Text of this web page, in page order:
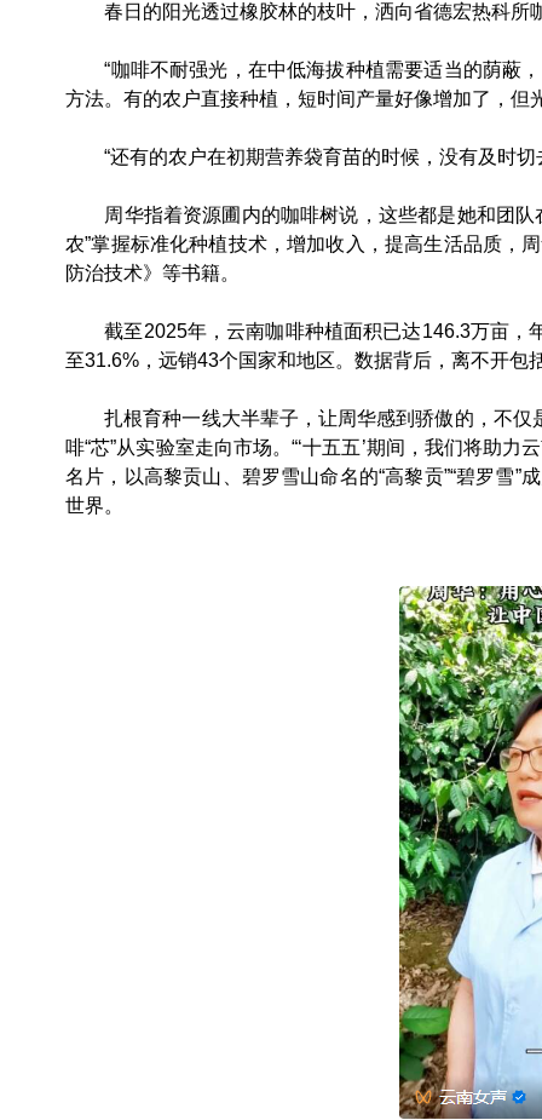
春日的阳光透过橡胶林的枝叶，洒向省德宏热科所
“咖啡不耐强光，在中低海拔种植需要适当的荫蔽
方法。有的农户直接种植，短时间产量好像增加了，
“还有的农户在初期营养袋育苗的时候，没有及时
周华指着资源圃内的咖啡树说，这些都是她和团队
农”掌握标准化种植技术，增加收入，提高生活品质，
防治技术》等书籍。
截至2025年，云南咖啡种植面积已达146.3万亩，
至31.6%，远销43个国家和地区。数据背后，离不开包
扎根育种一线大半辈子，让周华感到骄傲的，不仅
啡“芯”从实验室走向市场。“‘十五五’期间，我们将助力
名片，以高黎贡山、碧罗雪山命名的“高黎贡”“碧罗雪
世界。